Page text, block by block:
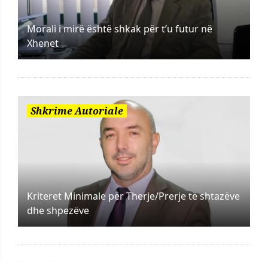
Morali i mirë është shkak për t’u futur në
Xhenet
Shkrime Autoriale
Kriteret Minimale për Therje/Prerje të shtazëve
dhe shpezëve